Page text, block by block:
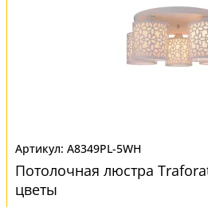
A8349PL-5WH
Потолочная люстра
цветы